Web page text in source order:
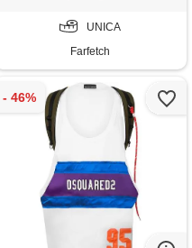
UNICA
Farfetch